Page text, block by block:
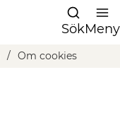
SökMeny
Om cookies